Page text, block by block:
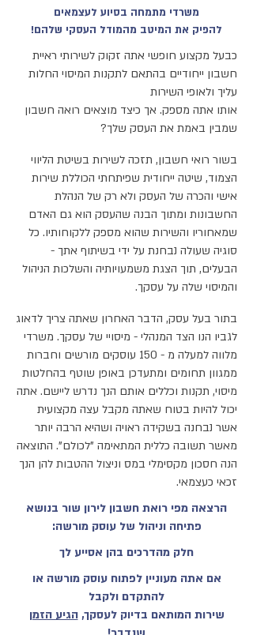
משרדי מתמחה בסיוע לעצמאים
להפיק את המיטב מהמודל העסקי שלהם!
כבעל מקצוע חופשי אתה זקוק לשירותי ראיית
חשבון ייחודיים בהתאם לתקנות המיסוי החלות
עליך ולאופי השירות
אותו אתה מספק. אך כיצד מוצאים רואה חשבון
שמבין באמת את העסק שלך?
בשור רואי חשבון, תזכה לשירות בשיטת הליווי
הצמוד, שיטה ייחודית שפיתחתי הכוללת שירות
אישי והכרה של העסק ולא רק של הנהלת
החשבונות ומתוך הבנה שהעסק הוא גם האדם
שמאחוריו והשירות שהוא מספק ללקוחותיו. כל
סוגיה שעולה נבחנת על ידי בשיתוף אתך -
הבעלים, תוך הצגת משמעויותיה והשלכות הניהול
והמיסוי שלה על עסקך.
בתור בעל עסק, הדבר האחרון שאתה צריך לדאוג
לגביו הנו הצד המנהלי - מיסויי של עסקך. משרדי
מלווה למעלה מ - 150 עוסקים מורשים וחברות
ממגוון תחומים ומתעדכן באופן שוטף בהחלטות
מיסוי, תקנות וכללים אותם הנך נדרש ליישם. אתה
יכול להיות בטוח שאתה מקבל עצה מקצועית
אשר נבחנה בשקידה ראויה ושהיא הרבה יותר
מאשר תשובה כללית המתאימה "לכולם". התוצאה
הנה חסכון מקסימלי במס וניצול ההטבות להן הנך
זכאי כעצמאי.
הרצאה מפי רואת חשבון לירון שור בנושא
פתיחה וניהול של עוסק מורשה:
אם אתה מעוניין לפתוח עוסק מורשה או
להתקדם ולקבל
שירות המותאם בדיוק לעסקך,הגיע הזמן
חלק מהדרכים בהן אסייע לך